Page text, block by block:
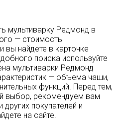
мультиварку Редмонд в
— стоимость
вы найдете в карточке
поиска используйте
мультиварки Редмонд
— объема чаши,
функций. Перед тем,
выбор, рекомендуем вам
покупателей и
на сайте.